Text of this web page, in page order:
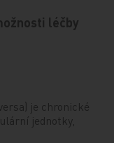
léčby
je chronické
jednotky,